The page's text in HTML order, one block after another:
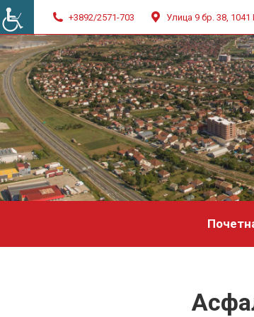
+3892/2571-703 Улица 9 бр. 38,